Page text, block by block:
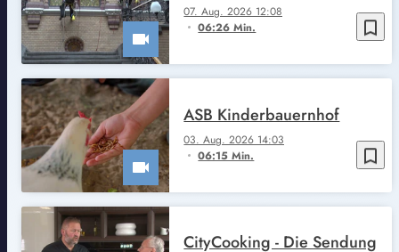
bookmark_border
07. Aug. 2026 12:08
06:26 Min.
bookmark_border
03. Aug. 2026 14:03
06:15 Min.
ASB Kinderbauernhof
CityCooking - Die Sendung